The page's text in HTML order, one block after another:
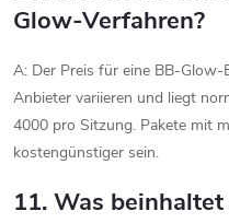
Glow-Verfahren?
A: Der Preis für eine BB-
Anbieter variieren und liegt
4000 pro Sitzung. Pakete mit
kostengünstiger sein.
11. Was